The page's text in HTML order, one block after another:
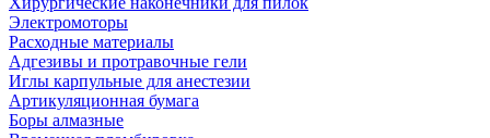
Электромоторы
Расходные материалы
Адгезивы и протравочные гели
Иглы карпульные для анестезии
Артикуляционная бумага
Боры алмазные